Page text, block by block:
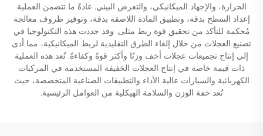
الحرارة، والإجهاد الميكانيكي، والتعرض البيئي. عادةً ما تتضمن العملية
إعداد السطح بدقة، وتطبيق المادة اللاصقة بدقة، وتوفير ظروف معالجة
مُحكمة للتأكد من تحقيق قوة ربط مثلى. وقد جددت هذه التكنولوجيا في
تصنيع العجلات من خلال إلغاء الطرق التقليدية لربط الميكانيكية، مما أدى
إلى إنتاج تجميعات عجلات أخف وزنًا وأكثر قوةً وكفاءةً. تُعد هذه العملية
ذات قيمة خاصة في إنتاج العجلات الخفيفة المستخدمة في المركبات
الكهربائية والسيارات عالية الأداء والتطبيقات الصناعية المتخصصة، حيث
تُعد خفة الوزن والسلامة الهيكلية من العوامل الرئيسية.